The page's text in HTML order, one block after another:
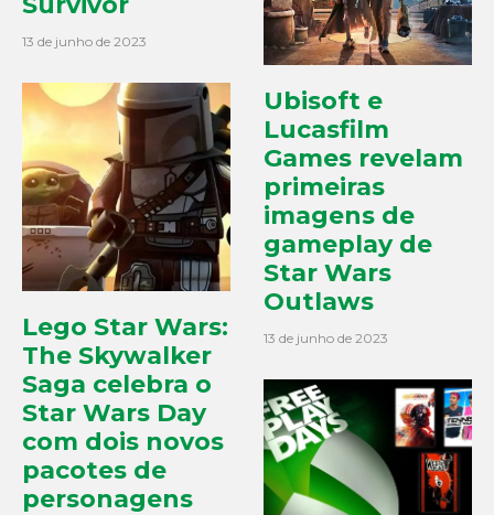
13 de junho de 2023
Lego Star Wars:
The Skywalker
Saga celebra o
Star Wars Day
com dois novos
pacotes de
personagens
Ubisoft e
Lucasfilm
Games revelam
primeiras
imagens de
gameplay de
Star Wars
Outlaws
13 de junho de 2023